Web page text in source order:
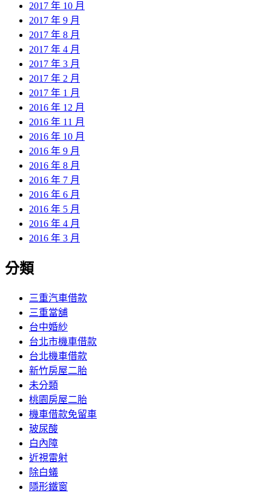
2017 年 10 月
2017 年 9 月
2017 年 8 月
2017 年 4 月
2017 年 3 月
2017 年 2 月
2017 年 1 月
2016 年 12 月
2016 年 11 月
2016 年 10 月
2016 年 9 月
2016 年 8 月
2016 年 7 月
2016 年 6 月
2016 年 5 月
2016 年 4 月
2016 年 3 月
分類
三重汽車借款
三重當舖
台中婚紗
台北市機車借款
台北機車借款
新竹房屋二胎
未分類
桃園房屋二胎
機車借款免留車
玻尿酸
白內障
近視雷射
除白蟻
隱形鐵窗